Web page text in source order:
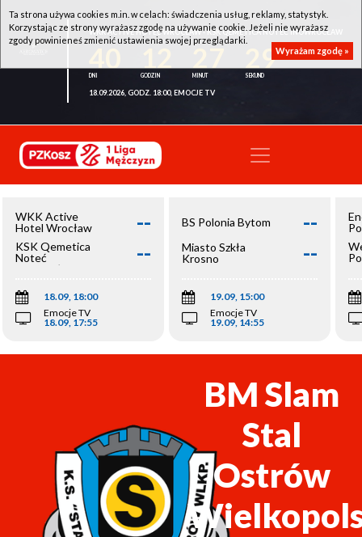
WKK ACTIVE HOTEL WROCŁAW - KSK QEMETICA NOTEĆ INOWROCŁAW
29
18.09.2026, GODZ. 18:00, EMOCJE TV
WKK Active
Hotel Wrocław
--
KSK Qemetica
Noteć
Inowrocław
--
18.09, 18:00
Emocje TV
18.09, 17:55
BS Polonia Bytom --
Miasto Szkła
Krosno
--
19.09, 15:00
Emocje TV
19.09, 14:55
BM Slam
Stal
Ostrów
Ta strona używa cookies m.in. w celach: świadczenia usług, reklamy, statystyk.
Korzystając ze strony wyrażasz zgodę na używanie cookie. Jeżeli nie wyrażasz
zgody powinieneś zmienić ustawienia swojej przeglądarki.
Wyrażam zgodę »